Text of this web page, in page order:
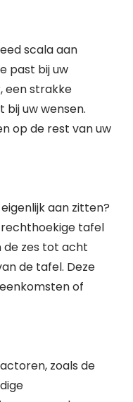
scala aan
past bij uw
een strakke
uw wensen.
op de rest van uw
aan zitten?
tafel
de zes tot acht
de tafel. Deze
of
zoals de